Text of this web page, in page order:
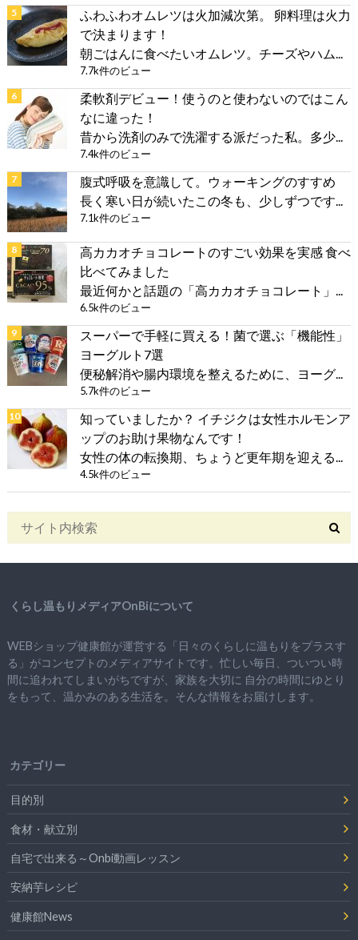
ふわふわオムレツは火加減次第。 卵料理は火力
で決まります！
朝ごはんに食べたいオムレツ。チーズやハム...
7.7k件のビュー
柔軟剤デビュー！使うのと使わないのではこん
なに違った！
昔から洗剤のみで洗濯する派だった私。多少...
7.4k件のビュー
腹式呼吸を意識して。ウォーキングのすすめ
長く寒い日が続いたこの冬も、少しずつです...
7.1k件のビュー
高カカオチョコレートのすごい効果を実感 食べ
比べてみました
最近何かと話題の「高カカオチョコレート」...
6.5k件のビュー
スーパーで手軽に買える！菌で選ぶ「機能性」
ヨーグルト7選
便秘解消や腸内環境を整えるために、ヨーグ...
5.7k件のビュー
知っていましたか？ イチジクは女性ホルモンア
ップのお助け果物なんです！
女性の体の転換期、ちょうど更年期を迎える...
4.5k件のビュー
くらし温もりメディアOnBiについて
WEBショップ健康館が運営する「日々のくらしに温もりをプラスす
る」がコンセプトのメディアサイトです。忙しい毎日、ついつい時
間に追われてしまいがちですが、 家族を大切に 自分の時間にゆとり
をもって、 温かみのある生活を。そんな情報をお届けします。
カテゴリー
目的別
食材・献立別
自宅で出来る～Onbi動画レッスン
安納芋レシピ
健康館News